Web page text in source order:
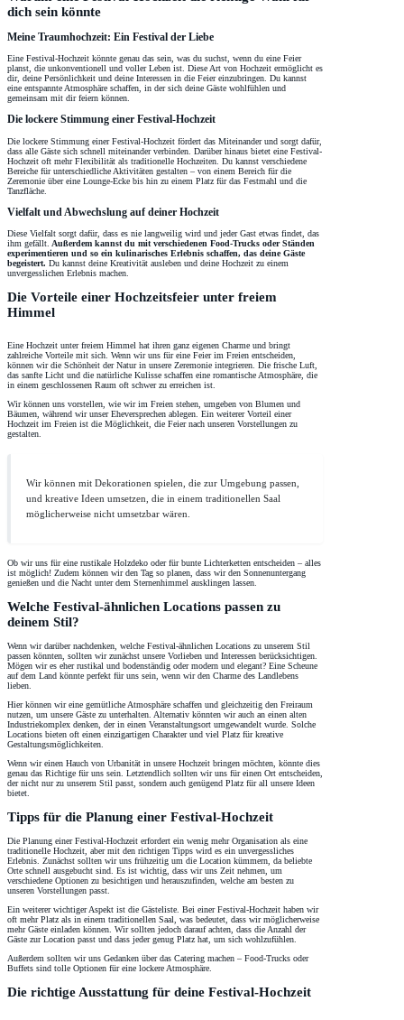
dich sein könnte
Meine Traumhochzeit: Ein Festival der Liebe
Eine Festival-Hochzeit könnte genau das sein, was du suchst, wenn du eine Feier
planst, die unkonventionell und voller Leben ist. Diese Art von Hochzeit ermöglicht es
dir, deine Persönlichkeit und deine Interessen in die Feier einzubringen. Du kannst
eine entspannte Atmosphäre schaffen, in der sich deine Gäste wohlfühlen und
gemeinsam mit dir feiern können.
Die lockere Stimmung einer Festival-Hochzeit
Die lockere Stimmung einer Festival-Hochzeit fördert das Miteinander und sorgt dafür,
dass alle Gäste sich schnell miteinander verbinden. Darüber hinaus bietet eine Festival-
Hochzeit oft mehr Flexibilität als traditionelle Hochzeiten. Du kannst verschiedene
Bereiche für unterschiedliche Aktivitäten gestalten – von einem Bereich für die
Zeremonie über eine Lounge-Ecke bis hin zu einem Platz für das Festmahl und die
Tanzfläche.
Vielfalt und Abwechslung auf deiner Hochzeit
Diese Vielfalt sorgt dafür, dass es nie langweilig wird und jeder Gast etwas findet, das
ihm gefällt. Außerdem kannst du mit verschiedenen Food-Trucks oder Ständen
experimentieren und so ein kulinarisches Erlebnis schaffen, das deine Gäste
begeistert. Du kannst deine Kreativität ausleben und deine Hochzeit zu einem
unvergesslichen Erlebnis machen.
Die Vorteile einer Hochzeitsfeier unter freiem
Himmel
Eine Hochzeit unter freiem Himmel hat ihren ganz eigenen Charme und bringt
zahlreiche Vorteile mit sich. Wenn wir uns für eine Feier im Freien entscheiden,
können wir die Schönheit der Natur in unsere Zeremonie integrieren. Die frische Luft,
das sanfte Licht und die natürliche Kulisse schaffen eine romantische Atmosphäre, die
in einem geschlossenen Raum oft schwer zu erreichen ist.
Wir können uns vorstellen, wie wir im Freien stehen, umgeben von Blumen und
Bäumen, während wir unser Eheversprechen ablegen. Ein weiterer Vorteil einer
Hochzeit im Freien ist die Möglichkeit, die Feier nach unseren Vorstellungen zu
gestalten.
Wir können mit Dekorationen spielen, die zur Umgebung passen,
und kreative Ideen umsetzen, die in einem traditionellen Saal
möglicherweise nicht umsetzbar wären.
Ob wir uns für eine rustikale Holzdeko oder für bunte Lichterketten entscheiden – alles
ist möglich! Zudem können wir den Tag so planen, dass wir den Sonnenuntergang
genießen und die Nacht unter dem Sternenhimmel ausklingen lassen.
Welche Festival-ähnlichen Locations passen zu
deinem Stil?
Wenn wir darüber nachdenken, welche Festival-ähnlichen Locations zu unserem Stil
passen könnten, sollten wir zunächst unsere Vorlieben und Interessen berücksichtigen.
Mögen wir es eher rustikal und bodenständig oder modern und elegant? Eine Scheune
auf dem Land könnte perfekt für uns sein, wenn wir den Charme des Landlebens
lieben.
Hier können wir eine gemütliche Atmosphäre schaffen und gleichzeitig den Freiraum
nutzen, um unsere Gäste zu unterhalten. Alternativ könnten wir auch an einen alten
Industriekomplex denken, der in einen Veranstaltungsort umgewandelt wurde. Solche
Locations bieten oft einen einzigartigen Charakter und viel Platz für kreative
Gestaltungsmöglichkeiten.
Wenn wir einen Hauch von Urbanität in unsere Hochzeit bringen möchten, könnte dies
genau das Richtige für uns sein. Letztendlich sollten wir uns für einen Ort entscheiden,
der nicht nur zu unserem Stil passt, sondern auch genügend Platz für all unsere Ideen
bietet.
Tipps für die Planung einer Festival-Hochzeit
Die Planung einer Festival-Hochzeit erfordert ein wenig mehr Organisation als eine
traditionelle Hochzeit, aber mit den richtigen Tipps wird es ein unvergessliches
Erlebnis. Zunächst sollten wir uns frühzeitig um die Location kümmern, da beliebte
Orte schnell ausgebucht sind. Es ist wichtig, dass wir uns Zeit nehmen, um
verschiedene Optionen zu besichtigen und herauszufinden, welche am besten zu
unseren Vorstellungen passt.
Ein weiterer wichtiger Aspekt ist die Gästeliste. Bei einer Festival-Hochzeit haben wir
oft mehr Platz als in einem traditionellen Saal, was bedeutet, dass wir möglicherweise
mehr Gäste einladen können. Wir sollten jedoch darauf achten, dass die Anzahl der
Gäste zur Location passt und dass jeder genug Platz hat, um sich wohlzufühlen.
Außerdem sollten wir uns Gedanken über das Catering machen – Food-Trucks oder
Buffets sind tolle Optionen für eine lockere Atmosphäre.
Die richtige Ausstattung für deine Festival-Hochzeit